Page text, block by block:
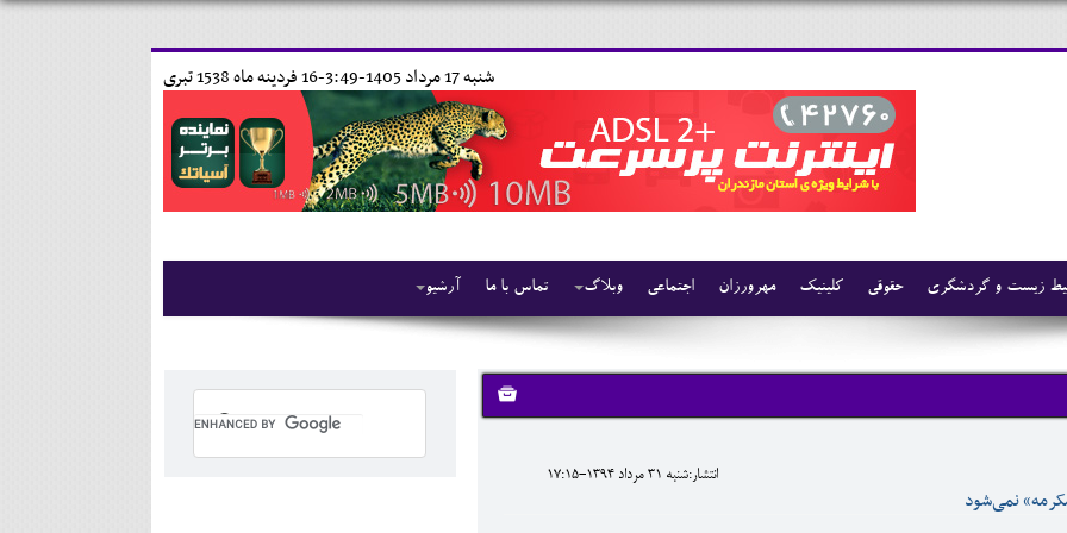
16 فردينه ماه 1538 تبری شنبه 17 مرداد 1405-3:49-
آرشیو تماس با ما وبلاگ اجتماعی مهرورزان کلینیک حقوقی زیست و گردشگری
انتشار:شنبه 31 مرداد 1394-17:15
نمی‌شود